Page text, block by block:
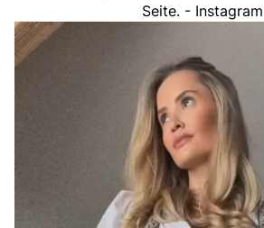
Seite. - Instagram